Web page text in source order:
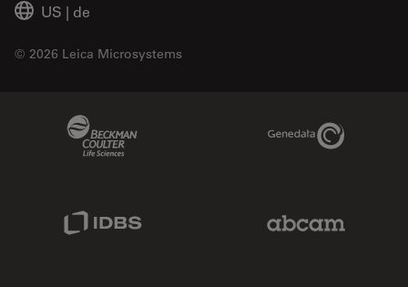
US | de
© 2026 Leica Microsystems
Genedata Link